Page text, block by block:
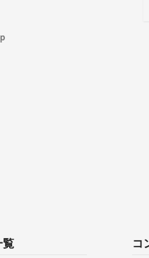
覧 コ